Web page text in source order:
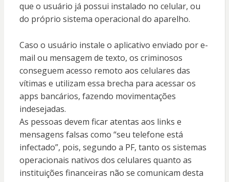
que o usuário já possui instalado no celular, ou
do próprio sistema operacional do aparelho.
Caso o usuário instale o aplicativo enviado por e-
mail ou mensagem de texto, os criminosos
conseguem acesso remoto aos celulares das
vítimas e utilizam essa brecha para acessar os
apps bancários, fazendo movimentações
indesejadas.
As pessoas devem ficar atentas aos links e
mensagens falsas como “seu telefone está
infectado”, pois, segundo a PF, tanto os sistemas
operacionais nativos dos celulares quanto as
instituições financeiras não se comunicam desta